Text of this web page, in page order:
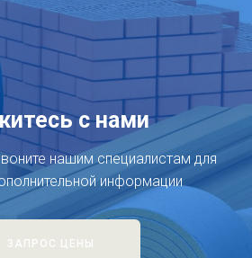
с нами
нашим специалистам для
информации
ЗАПРОС ЦЕНЫ